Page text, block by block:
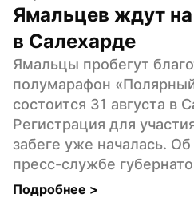
Ямальцев ждут
в Салехарде
Ямальцы пробегут
полумарафон
состоится 31 августа в
Регистрация для
забеге уже началась.
пресс-службе
Подробнее >